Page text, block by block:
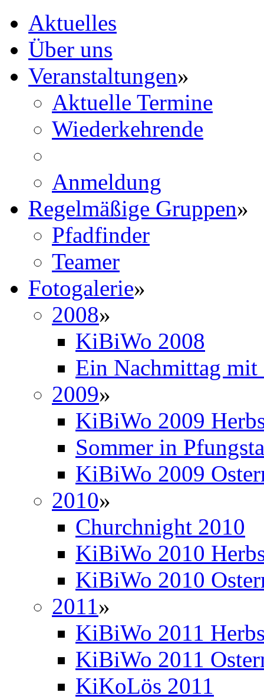
Aktuelles
Über uns
Veranstaltungen»
Aktuelle Termine
Wiederkehrende
Anmeldung
Regelmäßige Gruppen»
Pfadfinder
Teamer
Fotogalerie»
2008»
KiBiWo 2008
Ein Nachmittag mit
2009»
KiBiWo 2009
Sommer in
KiBiWo 2009
2010»
Churchnight 2010
KiBiWo 2010
KiBiWo 2010
2011»
KiBiWo 2011
KiBiWo 2011
KiKoLös 2011